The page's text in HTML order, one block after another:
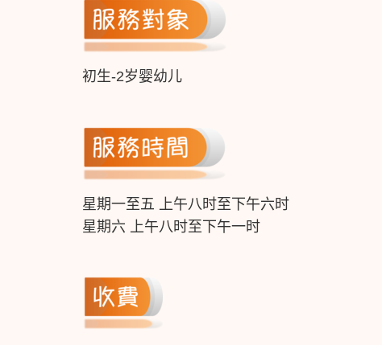
初生-2岁婴幼儿
星期一至五 上午八时至下午六时
星期六 上午八时至下午一时